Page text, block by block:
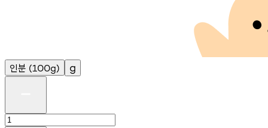
인분 (100g) g